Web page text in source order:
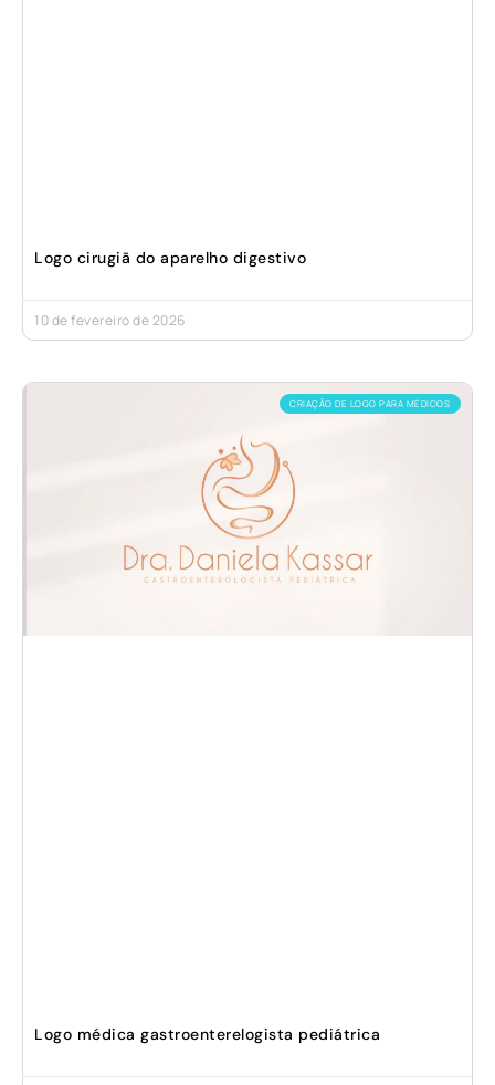
Logo cirugiã do aparelho digestivo
10 de fevereiro de 2026
CRIAÇÃO DE LOGO PARA MÉDICOS
Logo médica gastroenterelogista pediátrica